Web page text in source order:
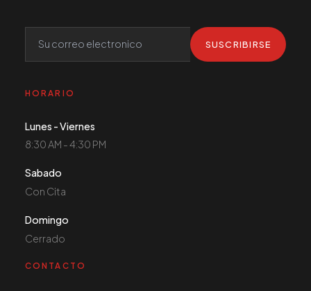
SUSCRIBIRSE
HORARIO
Lunes - Viernes
8:30 AM - 4:30 PM
Sabado
Con Cita
Domingo
Cerrado
CONTACTO